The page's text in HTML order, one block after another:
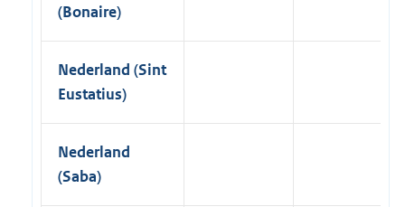
(Bonaire)
Nederland (Sint
Eustatius)
Nederland
(Saba)